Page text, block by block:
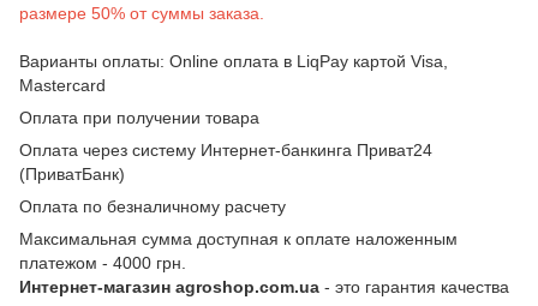
размере 50% от суммы заказа.
Варианты оплаты: Online оплата в LiqPay картой Visa,
Mastercard
Оплата при получении товара
Оплата через систему Интернет-банкинга Приват24
(ПриватБанк)
Оплата по безналичному расчету
Максимальная сумма доступная к оплате наложенным
платежом - 4000 грн.
Интернет-магазин agroshop.com.ua - это гарантия качества